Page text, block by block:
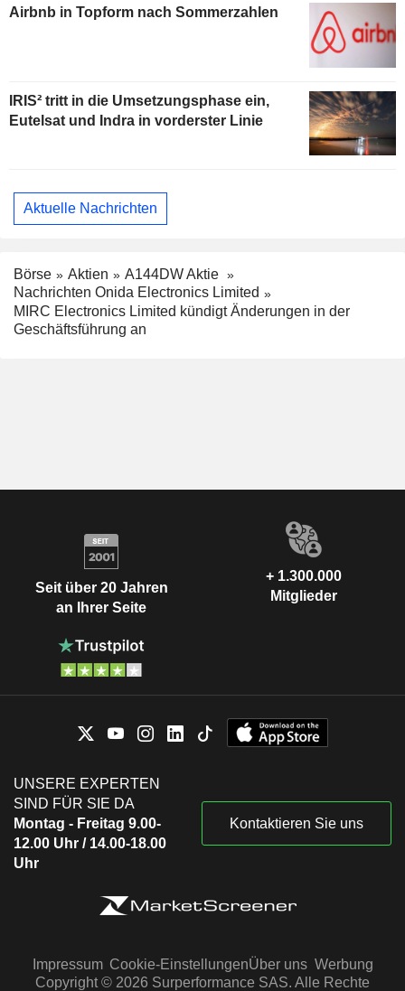
Airbnb in Topform nach Sommerzahlen
IRIS² tritt in die Umsetzungsphase ein,
Eutelsat und Indra in vorderster Linie
Aktuelle Nachrichten
Börse Aktien
A144DW Aktie
Nachrichten Onida Electronics Limited
MIRC Electronics Limited kündigt Änderungen in der
Geschäftsführung an
Seit über 20 Jahren
an Ihrer Seite
+ 1.300.000
Mitglieder
UNSERE EXPERTEN
SIND FÜR SIE DA
Montag - Freitag 9.00-
12.00 Uhr / 14.00-18.00
Uhr
Kontaktieren Sie uns
Impressum Cookie-EinstellungenÜber uns Werbung
Copyright © 2026 Surperformance SAS. Alle Rechte